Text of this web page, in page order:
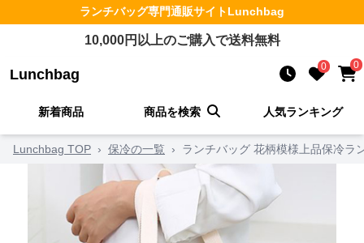
ランチバッグ専門通販サイトLunchbag
10,000円以上のご購入で送料無料
Lunchbag 0 0
新着商品 商品を検索 人気ランキング
Lunchbag TOP › 保冷の一覧 › ランチバッグ 花柄模様上品保冷ラ